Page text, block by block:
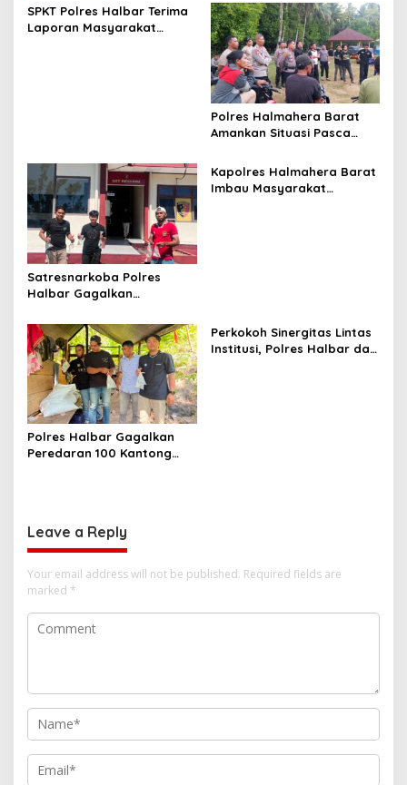
v
o
n
SPKT Polres Halbar Terima
Laporan Masyarakat
Polres Halmahera Barat
Amankan Situasi Pasca
Mediasi Terus Dilakukan
Satresnarkoba Polres
Halbar Gagalkan
Sita Ratusan Kantong
Barang Bukti
Kapolres Halmahera Barat
Imbau Masyarakat
Polres Halbar Gagalkan
Peredaran 100 Kantong
Perkokoh Sinergitas Lintas
Institusi, Polres Halbar dan
Leave a Reply
Your email address will not be published. Required fields are
marked *